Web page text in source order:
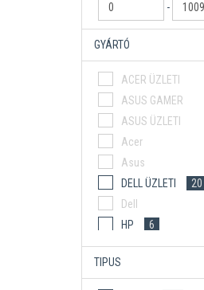
-
GYÁRTÓ
ACER ÜZLETI
ASUS GAMER
ASUS ÜZLETI
Acer
Asus
DELL ÜZLETI
20
Dell
HP
6
HP ÜZLETI
5
TIPUS